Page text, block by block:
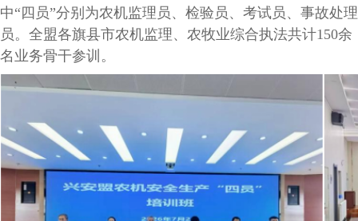
中“四员”分别为农机监理员、检验员、考试员、事故处理
员。全盟各旗县市农机监理、农牧业综合执法共计150余
名业务骨干参训。